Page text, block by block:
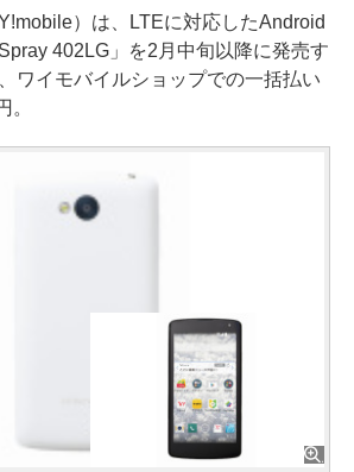
）は、LTEに対応したAndroid
402LG」を2月中旬以降に発売す
ワイモバイルショップでの一括払い
。